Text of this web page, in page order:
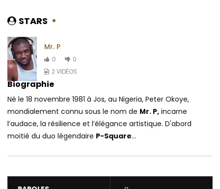
For It
0
392
STARS
Mr. P
0
0
2 VIDÉOS
Biographie
Né le 18 novembre 1981 à Jos, au Nigeria, Peter Okoye,
mondialement connu sous le nom de Mr. P, incarne
l’audace, la résilience et l’élégance artistique. D'abord
moitié du duo légendaire P-Square...